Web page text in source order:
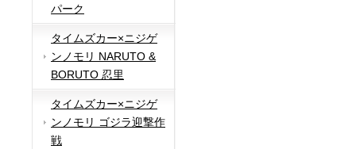
パーク
タイムズカー×ニジゲ
ンノモリ NARUTO &
BORUTO 忍里
タイムズカー×ニジゲ
ンノモリ ゴジラ迎撃作
戦